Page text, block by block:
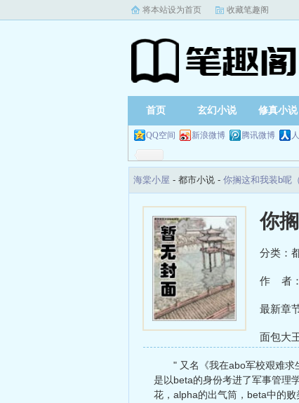
将本站设为首页 收藏笔趣阁
首页 玄幻小说 修真小说
QQ空间 新浪微博 腾讯微博
海棠小屋 - 都市小说 - 你搁这和我装b呢
你
分类：
作 者
最新章
面包大
" 又名《我在abo军校艰难
是以beta的身份考进了军事管理
花，alpha的出气筒，beta中的